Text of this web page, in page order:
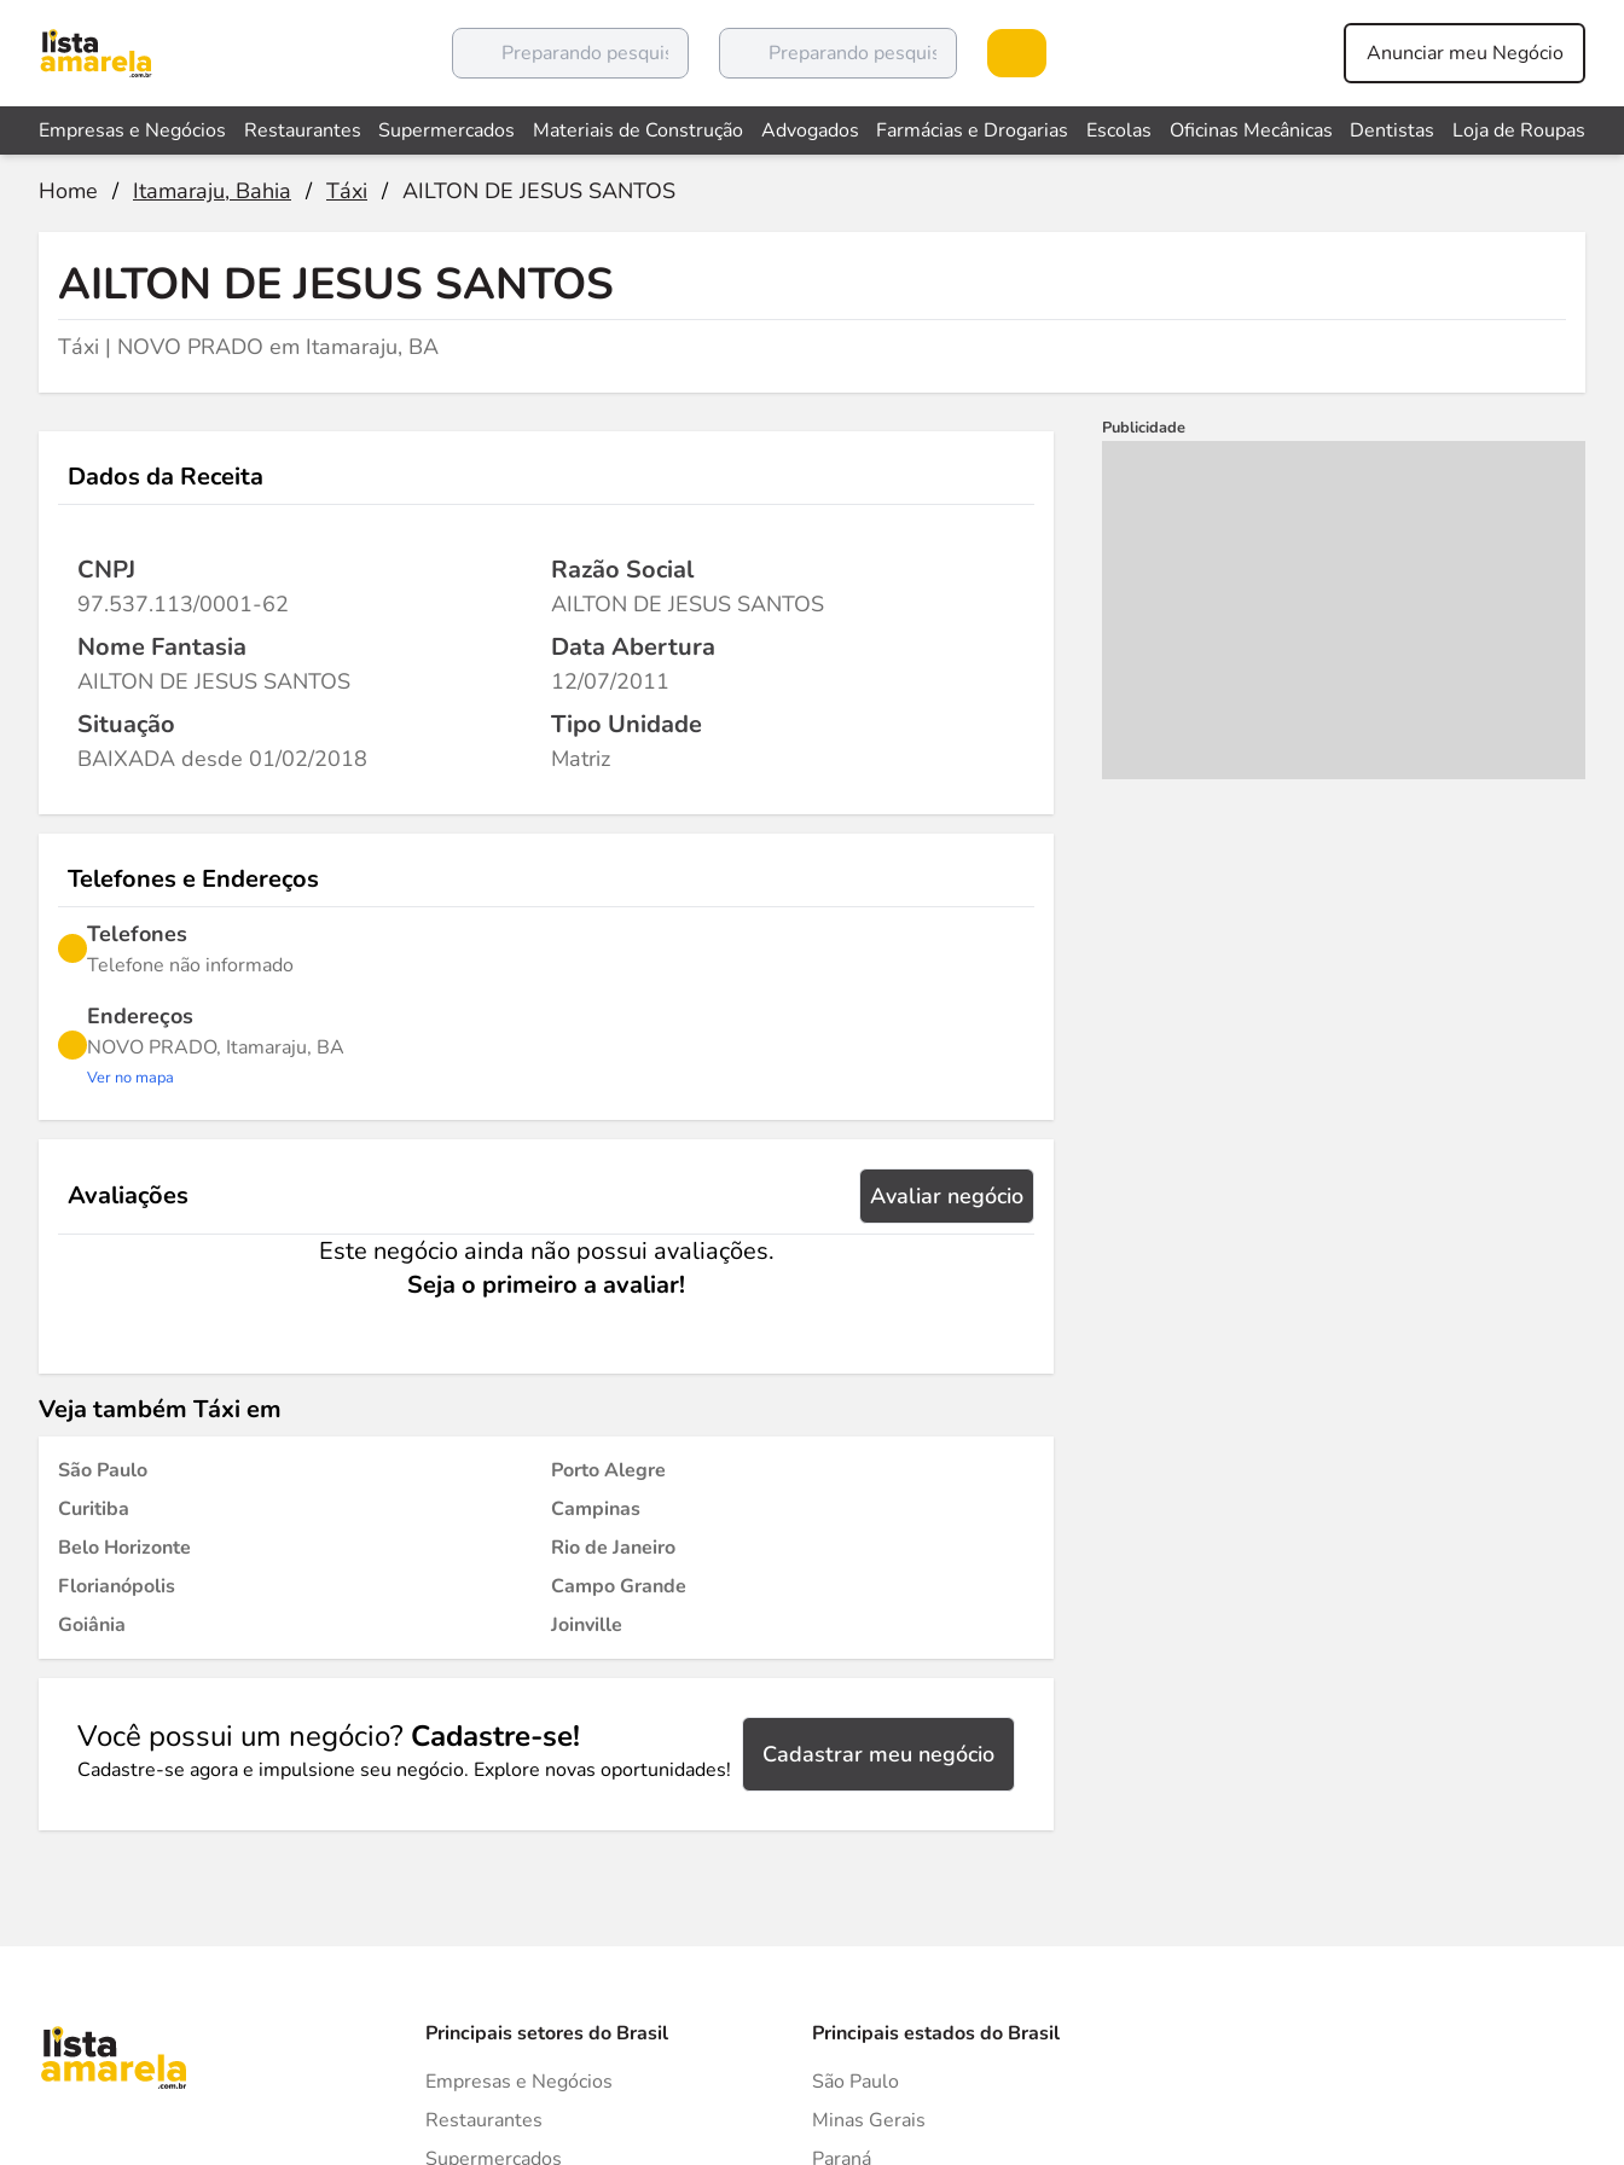
Anunciar meu Negócio
Empresas e Negócios Restaurantes Supermercados Materiais de Construção Advogados Farmácias e Drogarias Escolas Oficinas Mecânicas Dentistas Loja de Roupas
Home / Itamaraju, Bahia / Táxi / AILTON DE JESUS SANTOS
AILTON DE JESUS SANTOS
Táxi | NOVO PRADO em Itamaraju, BA
Dados da Receita
CNPJ
97.537.113/0001-62
Razão Social
AILTON DE JESUS SANTOS
Nome Fantasia
AILTON DE JESUS SANTOS
Data Abertura
12/07/2011
Situação
BAIXADA desde 01/02/2018
Tipo Unidade
Matriz
Telefones e Endereços
Telefones
Telefone não informado
Endereços
NOVO PRADO, Itamaraju, BA
Ver no mapa
Avaliações Avaliar negócio
Este negócio ainda não possui avaliações.
Seja o primeiro a avaliar!
Veja também Táxi em
São Paulo
Porto Alegre
Curitiba
Campinas
Belo Horizonte
Rio de Janeiro
Florianópolis
Campo Grande
Goiânia
Joinville
Você possui um negócio? Cadastre-se!
Cadastre-se agora e impulsione seu negócio. Explore novas oportunidades!
Cadastrar meu negócio
Publicidade
Principais setores do Brasil
Empresas e Negócios
Restaurantes
Supermercados
Principais estados do Brasil
São Paulo
Minas Gerais
Paraná